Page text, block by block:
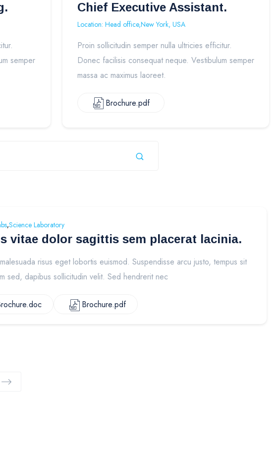
semper
Chief Executive Assistant.
Location: Head office,New York, USA
Proin sollicitudin semper nulla ultricies efficitur.
Donec facilisis consequat neque. Vestibulum semper
massa ac maximus laoreet.
Brochure.pdf
,Science Laboratory
vitae dolor sagittis sem placerat lacinia.
risus eget lobortis euismod. Suspendisse arcu justo, tempus sit
sed, dapibus sollicitudin velit. Sed hendrerit nec
Brochure.pdf